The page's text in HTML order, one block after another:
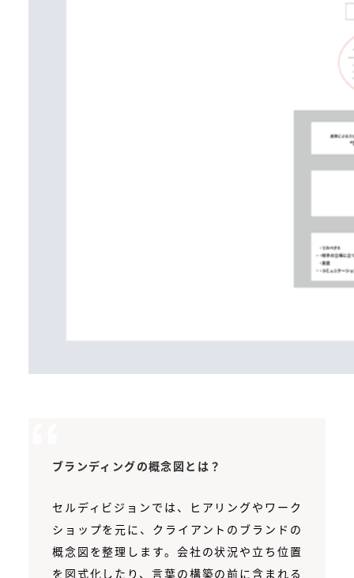
ブランディングの概念図とは？
セルディビジョンでは、ヒアリングやワーク
ショップを元に、クライアントのブランドの
概念図を整理します。会社の状況や立ち位置
を図式化したり、言葉の構築の前に含まれる